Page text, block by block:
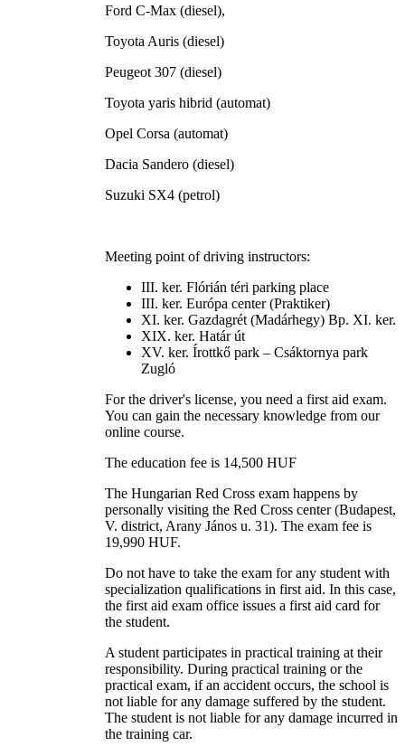
Ford C-Max (diesel),
Toyota Auris (diesel)
Peugeot 307 (diesel)
Toyota yaris hibrid (automat)
Opel Corsa (automat)
Dacia Sandero (diesel)
Suzuki SX4 (petrol)
Meeting point of driving instructors:
III. ker. Flórián téri parking place
III. ker. Európa center (Praktiker)
XI. ker. Gazdagrét (Madárhegy) Bp. XI. ker.
XIX. ker. Határ út
XV. ker. Írottkő park – Csáktornya park
Zugló
For the driver's license, you need a first aid exam.
You can gain the necessary knowledge from our
online course.
The education fee is 14,500 HUF
The Hungarian Red Cross exam happens by
personally visiting the Red Cross center (Budapest,
V. district, Arany János u. 31). The exam fee is
19,990 HUF.
Do not have to take the exam for any student with
specialization qualifications in first aid. In this case,
the first aid exam office issues a first aid card for
the student.
A student participates in practical training at their
responsibility. During practical training or the
practical exam, if an accident occurs, the school is
not liable for any damage suffered by the student.
The student is not liable for any damage incurred in
the training car.